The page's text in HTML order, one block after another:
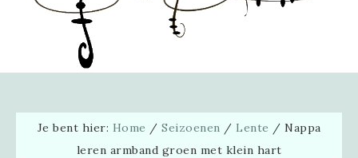
Je bent hier: Home / Seizoenen / Lente / Nappa
leren armband groen met klein hart